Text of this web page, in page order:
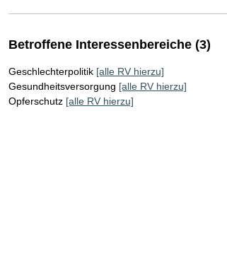
Betroffene Interessenbereiche (3)
Geschlechterpolitik [alle RV hierzu]
Gesundheitsversorgung [alle RV hierzu]
Opferschutz [alle RV hierzu]